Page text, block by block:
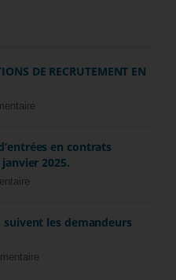
DE RECRUTEMENT EN
en contrats
2025.
les demandeurs